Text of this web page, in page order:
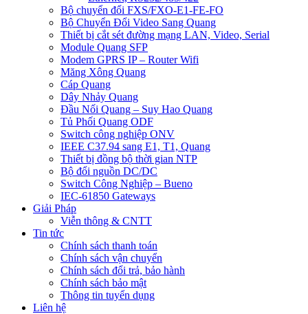
Bộ chuyển đổi FXS/FXO-E1-FE-FO
Bộ Chuyển Đổi Video Sang Quang
Thiết bị cắt sét đường mạng LAN, Video, Serial
Module Quang SFP
Modem GPRS IP – Router Wifi
Măng Xông Quang
Cáp Quang
Dây Nhảy Quang
Đầu Nối Quang – Suy Hao Quang
Tủ Phối Quang ODF
Switch công nghiệp ONV
IEEE C37.94 sang E1, T1, Quang
Thiết bị đồng bộ thời gian NTP
Bộ đổi nguồn DC/DC
Switch Công Nghiệp – Bueno
IEC-61850 Gateways
Giải Pháp
Viễn thông & CNTT
Tin tức
Chính sách thanh toán
Chính sách vận chuyển
Chính sách đổi trả, bảo hành
Chính sách bảo mật
Thông tin tuyển dụng
Liên hệ